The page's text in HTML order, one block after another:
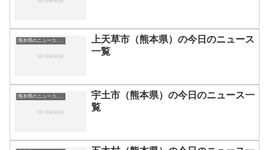
熊本県のニュース一覧
上天草市（熊本県）の今日のニュース
一覧
熊本県のニュース一覧
宇土市（熊本県）の今日のニュース一
覧